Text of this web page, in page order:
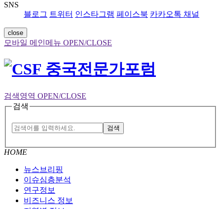
SNS
블로그 트위터 인스타그램 페이스북 카카오톡 채널
close
모바일 메인메뉴 OPEN/CLOSE
검색영역 OPEN/CLOSE
검색
검색
HOME
뉴스브리핑
이슈심층분석
연구정보
비즈니스 정보